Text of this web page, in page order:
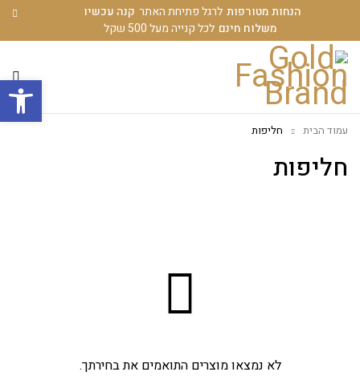
הנחות מטורפות לרגל פתיחת האתר קנה עכשיו
משלוח חינם לכל קנייה מעל 500 שקל
חליפות
עמוד הבית חליפות
לא נמצאו מוצרים התואמים את בחירתך.
פתח